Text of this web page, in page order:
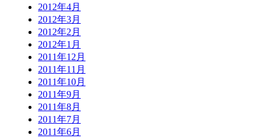
2012年4月
2012年3月
2012年2月
2012年1月
2011年12月
2011年11月
2011年10月
2011年9月
2011年8月
2011年7月
2011年6月